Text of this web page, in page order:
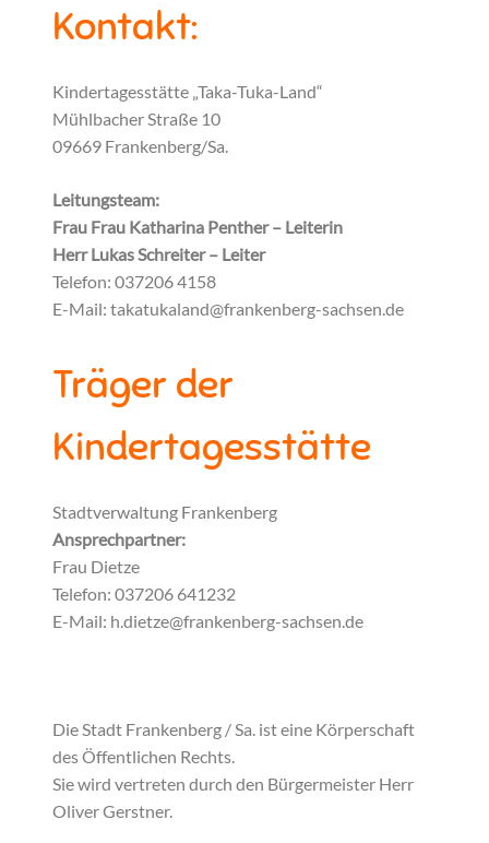
Kontakt:
Kindertagesstätte „Taka-Tuka-Land“
Mühlbacher Straße 10
09669 Frankenberg/Sa.
Leitungsteam:
Frau Frau Katharina Penther – Leiterin
Herr Lukas Schreiter – Leiter
Telefon: 037206 4158
E-Mail: takatukaland@frankenberg-sachsen.de
Träger der
Kindertagesstätte
Stadtverwaltung Frankenberg
Ansprechpartner:
Frau Dietze
Telefon: 037206 641232
E-Mail: h.dietze@frankenberg-sachsen.de
Die Stadt Frankenberg / Sa. ist eine Körperschaft
des Öffentlichen Rechts.
Sie wird vertreten durch den Bürgermeister Herr
Oliver Gerstner.